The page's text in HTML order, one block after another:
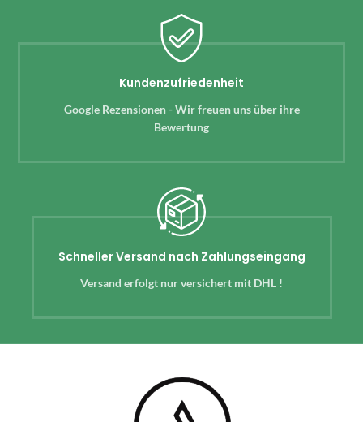
Kundenzufriedenheit
Google Rezensionen - Wir freuen uns über ihre
Bewertung
Schneller Versand nach Zahlungseingang
Versand erfolgt nur versichert mit DHL !